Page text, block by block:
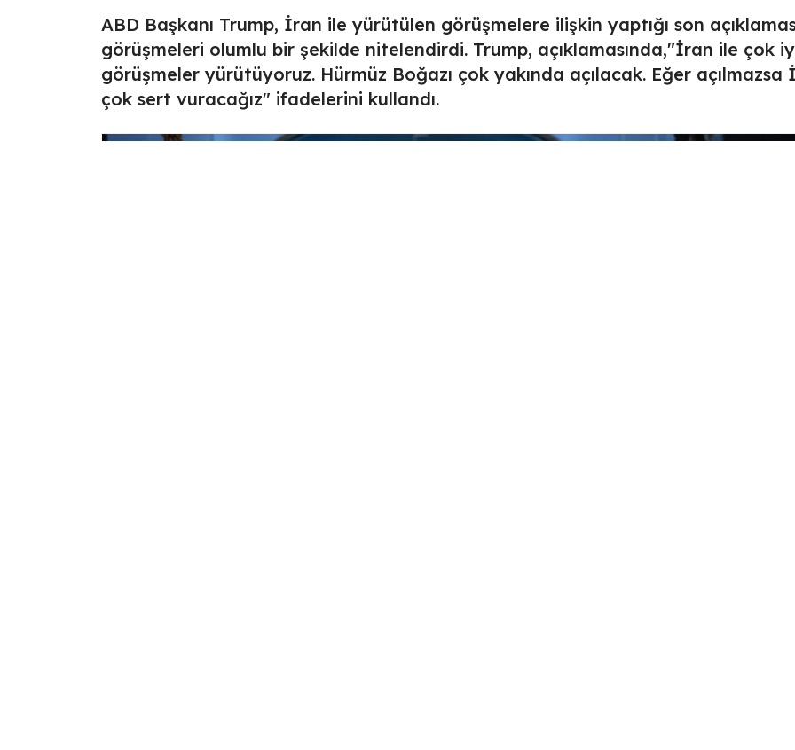
ABD Başkanı Trump, İran ile yürütülen görüşmelere ilişkin yaptığı son
görüşmeleri olumlu bir şekilde nitelendirdi. Trump, açıklamasında,"İran ile çok
görüşmeler yürütüyoruz. Hürmüz Boğazı çok yakında açılacak. Eğer açılmazsa
çok sert vuracağız" ifadelerini kullandı.